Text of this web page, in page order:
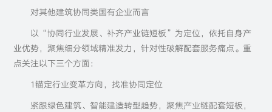
对其他建筑协同类国有企业而言
以“协同行业发展、补齐产业链短板”为定位，依托自身产
业优势，聚焦细分领域精准发力，针对性破解配套服务痛点。重
点关注以下三个方面：
1锚定行业变革方向，找准协同定位
紧跟绿色建筑、智能建造转型趋势，聚焦产业链配套短板，